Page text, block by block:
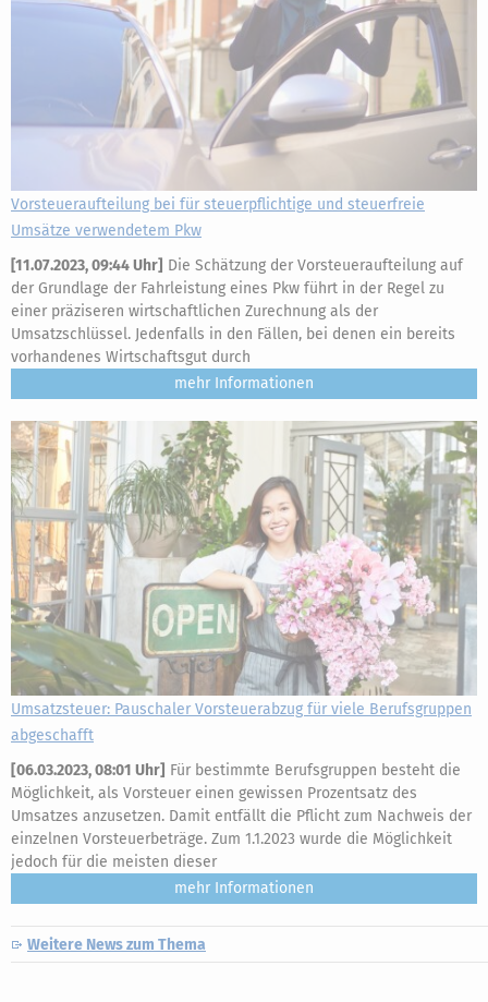
Vorsteueraufteilung bei für steuerpflichtige und steuerfreie
Umsätze verwendetem Pkw
[11.07.2023, 09:44 Uhr] Die Schätzung der Vorsteueraufteilung auf
der Grundlage der Fahrleistung eines Pkw führt in der Regel zu
einer präziseren wirtschaftlichen Zurechnung als der
Umsatzschlüssel. Jedenfalls in den Fällen, bei denen ein bereits
vorhandenes Wirtschaftsgut durch
mehr
Umsatzsteuer: Pauschaler Vorsteuerabzug für viele Berufsgruppen
abgeschafft
[06.03.2023, 08:01 Uhr] Für bestimmte Berufsgruppen besteht die
Möglichkeit, als Vorsteuer einen gewissen Prozentsatz des
Umsatzes anzusetzen. Damit entfällt die Pflicht zum Nachweis der
einzelnen Vorsteuerbeträge. Zum 1.1.2023 wurde die Möglichkeit
jedoch für die meisten dieser
mehr
Weitere News zum Thema